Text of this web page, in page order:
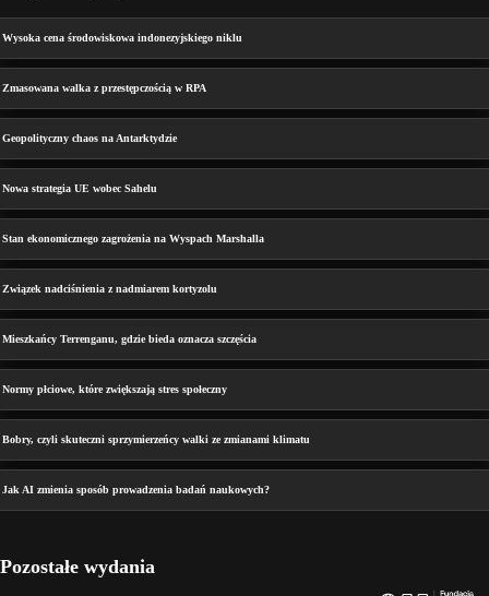
Wysoka cena środowiskowa indonezyjskiego niklu
Zmasowana walka z przestępczością w RPA
Geopolityczny chaos na Antarktydzie
Nowa strategia UE wobec Sahelu
Stan ekonomicznego zagrożenia na Wyspach Marshalla
Związek nadciśnienia z nadmiarem kortyzolu
Mieszkańcy Terrenganu, gdzie bieda oznacza szczęścia
Normy płciowe, które zwiększają stres społeczny
Bobry, czyli skuteczni sprzymierzeńcy walki ze zmianami klimatu
Jak AI zmienia sposób prowadzenia badań naukowych?
Pozostałe wydania